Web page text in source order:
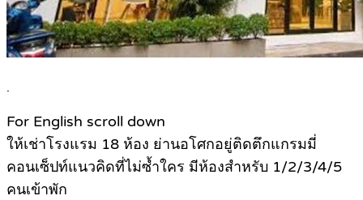
.
For English scroll down
ให้เช่าโรงแรม 18 ห้อง ย่านอโศกอยู่ติดตึกแกรมมี่
คอนเซ็ปท์แนวคิดที่ไม่ซ้ำใคร มีห้องสำหรับ 1/2/3/4/5
คนเข้าพัก